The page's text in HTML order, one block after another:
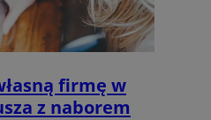
firmę w
z naborem